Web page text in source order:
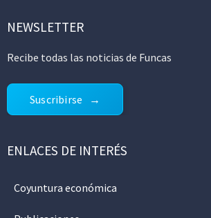
NEWSLETTER
Recibe todas las noticias de Funcas
Suscribirse
ENLACES DE INTERÉS
Coyuntura económica